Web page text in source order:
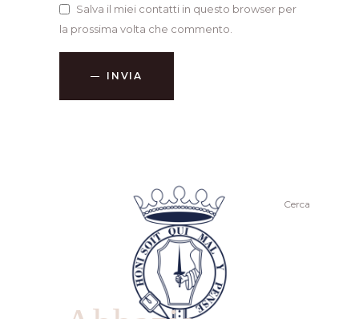
Salva il miei contatti in questo browser per
la prossima volta che commento.
INVIA
Cerca